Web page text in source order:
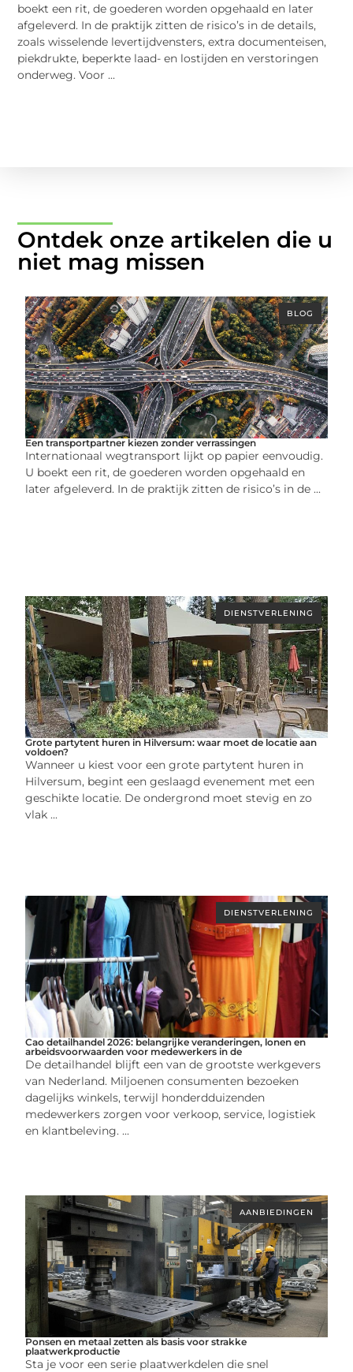
boekt een rit, de goederen worden opgehaald en later
afgeleverd. In de praktijk zitten de risico’s in de details,
zoals wisselende levertijdvensters, extra documenteisen,
piekdrukte, beperkte laad- en lostijden en verstoringen
onderweg. Voor ...
Ontdek onze artikelen die u
niet mag missen
BLOG
Een transportpartner kiezen zonder verrassingen
Internationaal wegtransport lijkt op papier eenvoudig.
U boekt een rit, de goederen worden opgehaald en
later afgeleverd. In de praktijk zitten de risico’s in de ...
DIENSTVERLENING
Grote partytent huren in Hilversum: waar moet de locatie aan
voldoen?
Wanneer u kiest voor een grote partytent huren in
Hilversum, begint een geslaagd evenement met een
geschikte locatie. De ondergrond moet stevig en zo
vlak ...
DIENSTVERLENING
Cao detailhandel 2026: belangrijke veranderingen, lonen en
arbeidsvoorwaarden voor medewerkers in de
De detailhandel blijft een van de grootste werkgevers
van Nederland. Miljoenen consumenten bezoeken
dagelijks winkels, terwijl honderdduizenden
medewerkers zorgen voor verkoop, service, logistiek
en klantbeleving. ...
AANBIEDINGEN
Ponsen en metaal zetten als basis voor strakke
plaatwerkproductie
Sta je voor een serie plaatwerkdelen die snel